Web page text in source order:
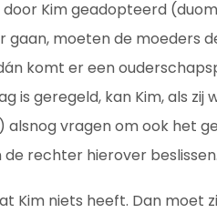
door Kim geadopteerd
gaan, moeten de moeders
komt er een
is geregeld, kan Kim, als
alsnog vragen om ook het
de rechter hierover
Kim niets heeft. Dan moet